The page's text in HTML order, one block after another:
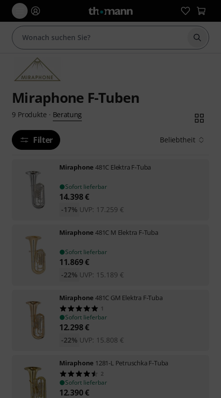
Suche
Miraphone F-Tuben
9 Produkte · Beratung
Filter Beliebtheit
Miraphone 481C Elektra F-Tuba
Sofort lieferbar
14.398€
UVP: 17.259 €
-17%
Miraphone 481C M Elektra F-Tuba
Sofort lieferbar
11.869€
UVP: 15.189 €
-22%
Miraphone 481C GM Elektra F-Tuba
1
Sofort lieferbar
12.298€
UVP: 15.808 €
-22%
Miraphone 1281-L Petruschka F-Tuba
2
Sofort lieferbar
12.390€